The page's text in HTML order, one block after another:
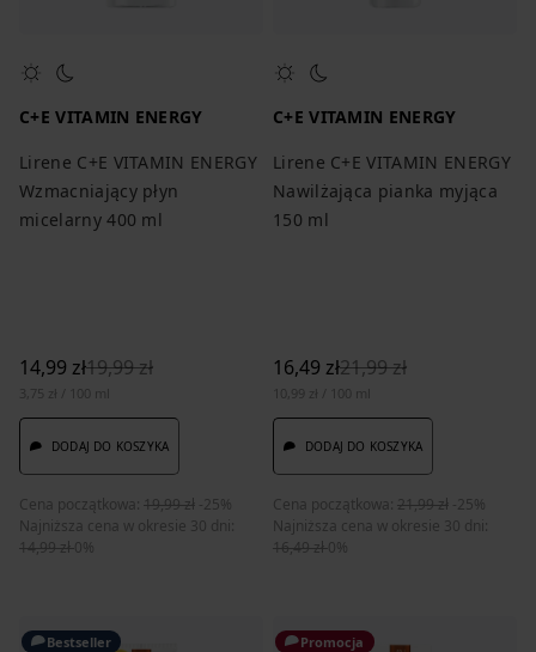
C+E VITAMIN ENERGY
Lirene C+E VITAMIN ENERGY
Wzmacniający płyn
micelarny 400 ml
14,99 zł19,99 zł
3,75 zł / 100 ml
Cena początkowa: 19,99 zł -25%
Najniższa cena w okresie 30 dni:
14,99 zł0%
DODAJ DO KOSZYKA
C+E VITAMIN ENERGY
Lirene C+E VITAMIN ENERGY
Nawilżająca pianka myjąca
150 ml
16,49 zł21,99 zł
10,99 zł / 100 ml
Cena początkowa: 21,99 zł-25%
Najniższa cena w okresie 30 dni:
16,49 zł0%
DODAJ DO KOSZYKA
Bestseller
Promocja